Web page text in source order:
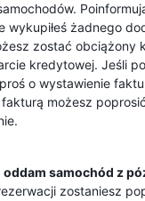
wykupiłeś żadnego
zostać obciążony
kredytowej. Jeśli
o wystawienie
możesz
oddam samochód z
zostaniesz